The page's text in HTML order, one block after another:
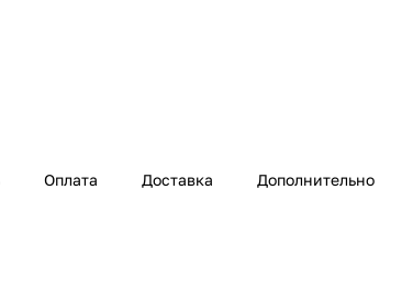
Оплата Доставка Дополнительно